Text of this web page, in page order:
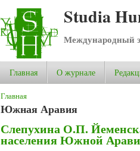
Studia
Международный
Главная О журнале
Вы здесь
Главная
Южная Аравия
Слепухина О.П.
населения Южной